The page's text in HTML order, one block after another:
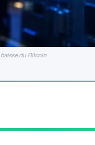
du Bitcoin